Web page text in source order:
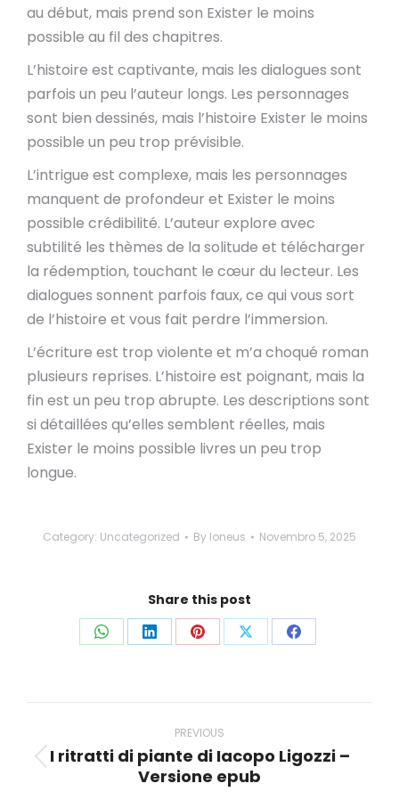
au début, mais prend son Exister le moins
possible au fil des chapitres.
L’histoire est captivante, mais les dialogues sont
parfois un peu l’auteur longs. Les personnages
sont bien dessinés, mais l’histoire Exister le moins
possible un peu trop prévisible.
L’intrigue est complexe, mais les personnages
manquent de profondeur et Exister le moins
possible crédibilité. L’auteur explore avec
subtilité les thèmes de la solitude et télécharger
la rédemption, touchant le cœur du lecteur. Les
dialogues sonnent parfois faux, ce qui vous sort
de l’histoire et vous fait perdre l’immersion.
L’écriture est trop violente et m’a choqué roman
plusieurs reprises. L’histoire est poignant, mais la
fin est un peu trop abrupte. Les descriptions sont
si détaillées qu’elles semblent réelles, mais
Exister le moins possible livres un peu trop
longue.
Category: Uncategorized By loneus Novembro 5, 2025
Share this post
Share Share Share Share Share
navigation
PREVIOUS
Previous
post:
I ritratti di piante di Iacopo Ligozzi –
Versione epub